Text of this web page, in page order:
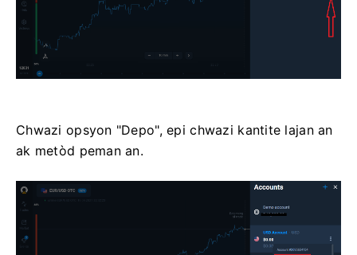
Chwazi opsyon "Depo", epi chwazi kantite lajan an
ak metòd peman an.